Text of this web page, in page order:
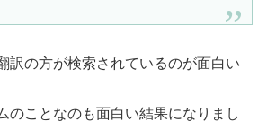
訳の方が検索されているのが面白い
のことなのも面白い結果になりまし